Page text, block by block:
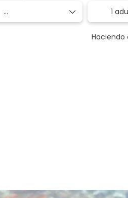
1
Haciendo